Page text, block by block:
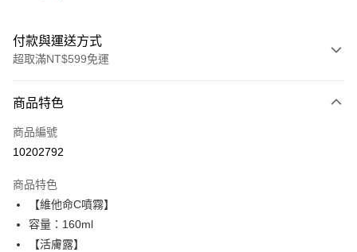
付款與運送方式
超取滿NT$599免運
信用卡一次付款
超商取貨付款
Apple Pay
街口支付
商品特色
商品編號
10202792
商品特色
【維他命C噴霧】
容量：160ml
【活膚露】